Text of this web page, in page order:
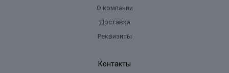
О компании
Доставка
Реквизиты
Контакты